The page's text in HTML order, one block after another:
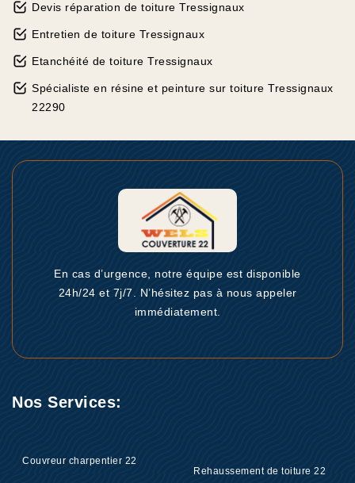
Devis réparation de toiture Tressignaux
Entretien de toiture Tressignaux
Etanchéité de toiture Tressignaux
Spécialiste en résine et peinture sur toiture Tressignaux
22290
En cas d’urgence, notre équipe est disponible
24h/24 et 7j/7. N’hésitez pas à nous appeler
immédiatement.
Nos Services:
Couvreur charpentier 22
Rehaussement de toiture 22